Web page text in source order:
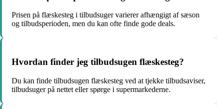
Prisen på flæskesteg i tilbudsuger varierer afhængigt af sæson
og tilbudsperioden, men du kan ofte finde gode deals.
Hvordan finder jeg tilbudsugen flæskesteg?
Du kan finde tilbudsugen flæskesteg ved at tjekke tilbudsaviser,
tilbudsuger på nettet eller spørge i supermarkederne.